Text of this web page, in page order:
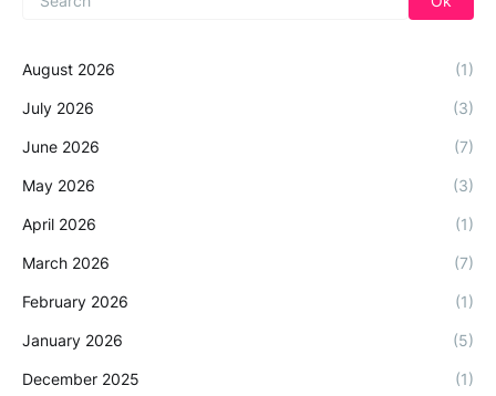
August 2026 (1)
July 2026 (3)
June 2026 (7)
May 2026 (3)
April 2026 (1)
March 2026 (7)
February 2026 (1)
January 2026 (5)
December 2025 (1)